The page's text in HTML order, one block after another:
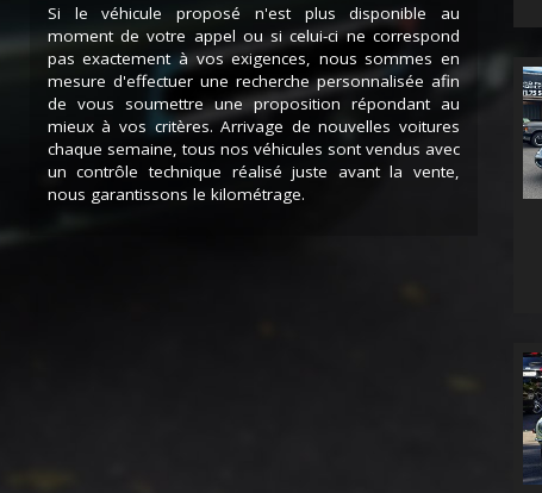
Si le véhicule proposé n'est plus disponible au
moment de votre appel ou si celui-ci ne correspond
pas exactement à vos exigences, nous sommes en
mesure d'effectuer une recherche personnalisée afin
de vous soumettre une proposition répondant au
mieux à vos critères. Arrivage de nouvelles voitures
chaque semaine, tous nos véhicules sont vendus avec
un contrôle technique réalisé juste avant la vente,
nous garantissons le kilométrage.